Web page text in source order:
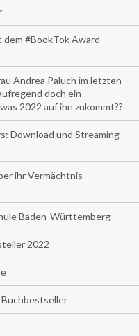
#BookTok Award
Andrea Paluch im letzten
doch ein
2022 auf ihn zukommt??
Download und Streaming
ihr Vermächtnis
Baden-Württemberg
2022